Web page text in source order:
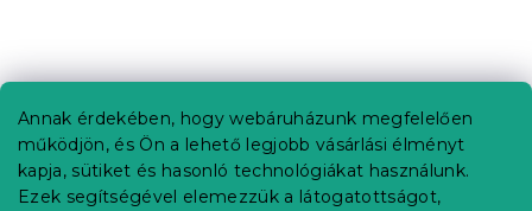
Annak érdekében, hogy webáruházunk megfelelően
működjön, és Ön a lehető legjobb vásárlási élményt
kapja, sütiket és hasonló technológiákat használunk.
Ezek segítségével elemezzük a látogatottságot,
á
Információ az Ön számára
Rendelés követése
Szállítási lehetőségek